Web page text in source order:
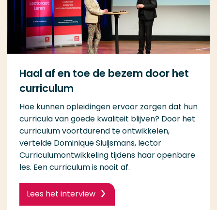
Haal af en toe de bezem door het
curriculum
Hoe kunnen opleidingen ervoor zorgen dat hun
curricula van goede kwaliteit blijven? Door het
curriculum voortdurend te ontwikkelen,
vertelde Dominique Sluijsmans, lector
Curriculumontwikkeling tijdens haar openbare
les. Een curriculum is nooit af.
Lees het interview